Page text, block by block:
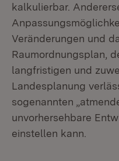
kalkulierbar.
Veränderungen und
Raumordnungsplan,
langfristigen und
Landesplanung
sogenannten
unvorhersehbare
einstellen kann.